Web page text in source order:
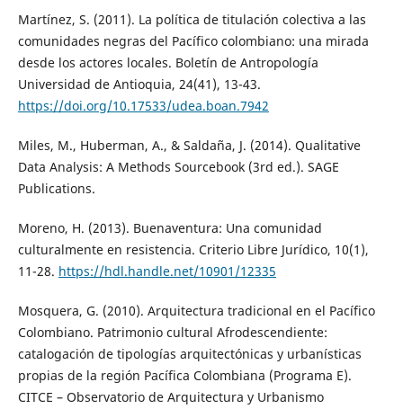
Martínez, S. (2011). La política de titulación colectiva a las
comunidades negras del Pacífico colombiano: una mirada
desde los actores locales. Boletín de Antropología
Universidad de Antioquia, 24(41), 13-43.
https://doi.org/10.17533/udea.boan.7942
Miles, M., Huberman, A., & Saldaña, J. (2014). Qualitative
Data Analysis: A Methods Sourcebook (3rd ed.). SAGE
Publications.
Moreno, H. (2013). Buenaventura: Una comunidad
culturalmente en resistencia. Criterio Libre Jurídico, 10(1),
11-28. https://hdl.handle.net/10901/12335
Mosquera, G. (2010). Arquitectura tradicional en el Pacífico
Colombiano. Patrimonio cultural Afrodescendiente:
catalogación de tipologías arquitectónicas y urbanísticas
propias de la región Pacífica Colombiana (Programa E).
CITCE – Observatorio de Arquitectura y Urbanismo